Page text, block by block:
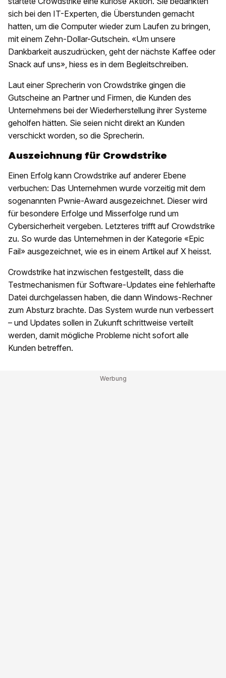
sich bei den IT-Experten, die Überstunden gemacht
hatten, um die Computer wieder zum Laufen zu bringen,
mit einem Zehn-Dollar-Gutschein. «Um unsere
Dankbarkeit auszudrücken, geht der nächste Kaffee oder
Snack auf uns», hiess es in dem Begleitschreiben.
Laut einer Sprecherin von Crowdstrike gingen die
Gutscheine an Partner und Firmen, die Kunden des
Unternehmens bei der Wiederherstellung ihrer Systeme
geholfen hätten. Sie seien nicht direkt an Kunden
verschickt worden, so die Sprecherin.
Auszeichnung für Crowdstrike
Einen Erfolg kann Crowdstrike auf anderer Ebene
verbuchen: Das Unternehmen wurde vorzeitig mit dem
sogenannten Pwnie-Award ausgezeichnet. Dieser wird
für besondere Erfolge und Misserfolge rund um
Cybersicherheit vergeben. Letzteres trifft auf Crowdstrike
zu. So wurde das Unternehmen in der Kategorie «Epic
Fail» ausgezeichnet, wie es in einem Artikel auf X heisst.
Crowdstrike hat inzwischen festgestellt, dass die
Testmechanismen für Software-Updates eine fehlerhafte
Datei durchgelassen haben, die dann Windows-Rechner
zum Absturz brachte. Das System wurde nun verbessert
– und Updates sollen in Zukunft schrittweise verteilt
werden, damit mögliche Probleme nicht sofort alle
Kunden betreffen.